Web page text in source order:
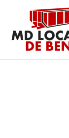
contenu